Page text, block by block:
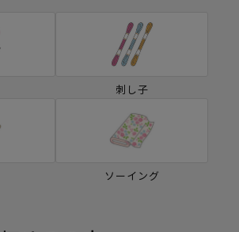
刺し子
ソーイング